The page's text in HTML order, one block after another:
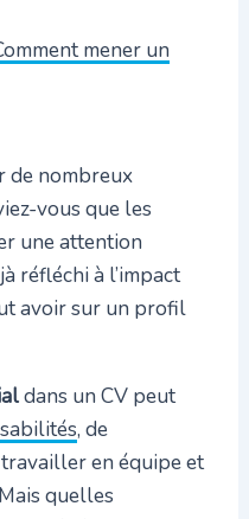
mener un
nombreux
vous que les
une attention
réfléchi à l’impact
avoir sur un profil
dans un CV peut
, de
travailler en équipe et
quelles